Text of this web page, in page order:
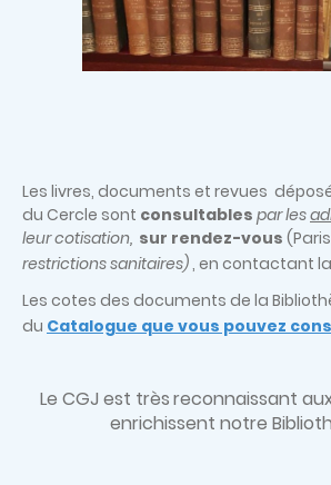
Les livres, documents et revues
du Cercle sont consultables par les
leur cotisation, sur rendez-vous
restrictions sanitaires), en contactant la
Les cotes des documents de la
du Catalogue que vous pouvez
Le CGJ est trèsreconnaissant
enrichissent notre